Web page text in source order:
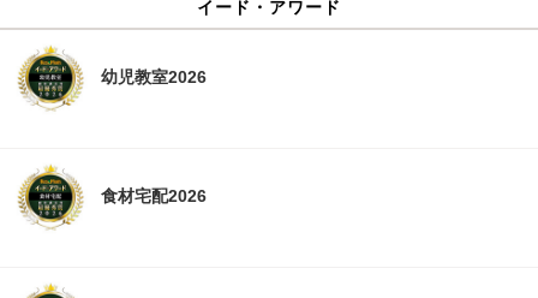
イード・アワード
幼児教室2026
食材宅配2026